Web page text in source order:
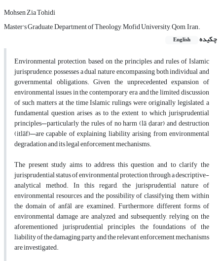
Mohsen Zia Tohidi
Master's Graduate, Department of Theology, Mofid University, Qom, Iran.
چکیده
English
Environmental protection, based on the principles and rules of Islamic
jurisprudence, possesses a dual nature encompassing both individual and
governmental obligations. Given the unprecedented expansion of
environmental issues in the contemporary era and the limited discussion
of such matters at the time Islamic rulings were originally legislated, a
fundamental question arises as to the extent to which jurisprudential
principles—particularly the rules of no harm (lā ḍarar) and destruction
(itlāf)—are capable of explaining liability arising from environmental
degradation and its legal enforcement mechanisms.
The present study aims to address this question and to clarify the
jurisprudential status of environmental protection through a descriptive-
analytical method. In this regard, the jurisprudential nature of
environmental resources and the possibility of classifying them within
the domain of anfāl are examined. Furthermore, different forms of
environmental damage are analyzed, and subsequently, relying on the
aforementioned jurisprudential principles, the foundations of the
liability of the damaging party and the relevant enforcement mechanisms
are investigated.